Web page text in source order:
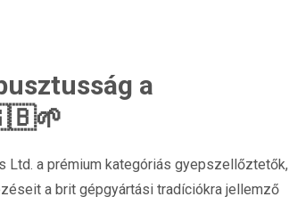
a
Ltd. a prémium kategóriás gyepszellőztetők,
a brit gépgyártási tradíciókra jellemző